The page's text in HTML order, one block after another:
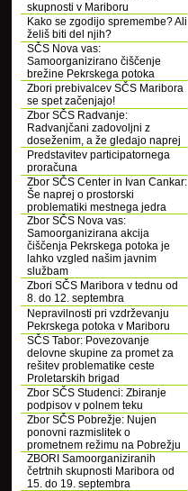
skupnosti v Mariboru
Kako se zgodijo spremembe? Ali
želiš biti del njih?
SČS Nova vas:
Samoorganizirano čiščenje
brežine Pekrskega potoka
Zbori prebivalcev SČS Maribora
se spet začenjajo!
Zbor SČS Radvanje:
Radvanjčani zadovoljni z
doseženim, a že gledajo naprej
Predstavitev participatornega
proračuna
Zbor SČS Center in Ivan Cankar:
Še naprej o prostorski
problematiki mestnega jedra
Zbor SČS Nova vas:
Samoorganizirana akcija
čiščenja Pekrskega potoka je
lahko vzgled našim javnim
službam
Zbori SČS Maribora v tednu od
8. do 12. septembra
Nepravilnosti pri vzdrževanju
Pekrskega potoka v Mariboru
SČS Tabor: Povezovanje
delovne skupine za promet za
rešitev problematike ceste
Proletarskih brigad
Zbor SČS Studenci: Zbiranje
podpisov v polnem teku
Zbor SČS Pobrežje: Nujen
ponovni razmislitek o
prometnem režimu na Pobrežju
ZBORI Samoorganiziranih
četrtnih skupnosti Maribora od
15. do 19. septembra